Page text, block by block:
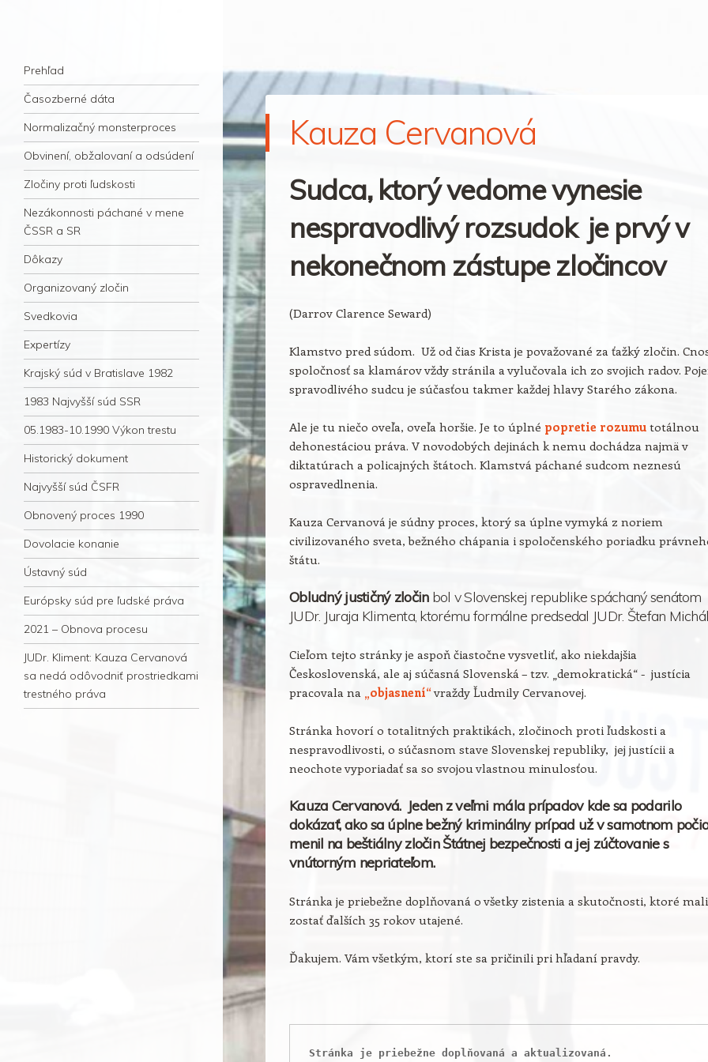
súdny proces v dejnách slovenskej justície
Navigation
Skip to content
Prehľad
Časozberné dáta
Normalizačný monsterproces
Obvinení, obžalovaní a odsúdení
Zločiny proti ľudskosti
Nezákonnosti páchané v mene
ČSSR a SR
Dôkazy
Organizovaný zločin
Svedkovia
Expertízy
Krajský súd v Bratislave 1982
1983 Najvyšší súd SSR
05.1983-10.1990 Výkon trestu
Historický dokument
Najvyšší súd ČSFR
Obnovený proces 1990
Dovolacie konanie
Ústavný súd
Európsky súd pre ľudské práva
2021 – Obnova procesu
JUDr. Kliment: Kauza Cervanová
sa nedá odôvodniť prostriedkami
trestného práva
Kauza Cervanová
Sudca, ktorý vedome vynesie
nespravodlivý rozsudok je prvý v
nekonečnom zástupe zločincov
(Darrov Clarence Seward)
Klamstvo pred súdom. Už od čias Krista je považované za ťažký zločin.
spoločnosť sa klamárov vždy stránila a vylučovala ich zo svojich radov.
spravodlivého sudcu je súčasťou takmer každej hlavy Starého zákona.
Ale je tu niečo oveľa, oveľa horšie. Je to úplné popretie rozumu totálnou
dehonestáciou práva. V novodobých dejinách k nemu dochádza najmä v
diktatúrach a policajných štátoch. Klamstvá páchané sudcom neznesú
ospravedlnenia.
Kauza Cervanová je súdny proces, ktorý sa úplne vymyká z noriem
civilizovaného sveta, bežného chápania i spoločenského poriadku
štátu.
Obludný justičný zločin bol v Slovenskej republike spáchaný senátom
JUDr. Juraja Klimenta, ktorému formálne predsedal JUDr. Štefan
Cieľom tejto stránky je aspoň čiastočne vysvetliť, ako niekdajšia
Československá, ale aj súčasná Slovenská – tzv. „demokratická“ - justícia
pracovala na „objasnení“vraždy Ľudmily Cervanovej.
Stránka hovorí o totalitných praktikách, zločinoch proti ľudskosti a
nespravodlivosti, o súčasnom stave Slovenskej republiky, jej justícii a
neochote vyporiadať sa so svojou vlastnou minulosťou.
Kauza Cervanová. Jeden z veľmi mála prípadov kde sa podarilo
dokázať, ako sa úplne bežný kriminálny prípad už v samotnom
menil na beštiálny zločin Štátnej bezpečnosti a jej zúčtovanie s
vnútorným nepriateľom.
Stránka je priebežne doplňovaná o všetky zistenia a skutočnosti, ktoré mali
zostať ďalších 35 rokov utajené.
Ďakujem. Vám všetkým, ktorí ste sa pričinili pri hľadaní pravdy.
Stránka je priebežne doplňovaná a aktualizovaná.